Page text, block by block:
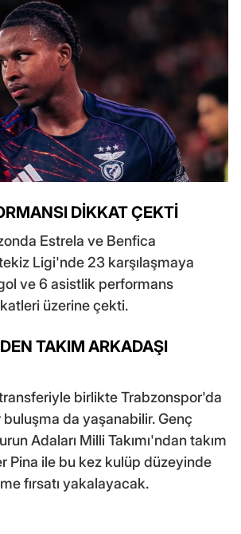
DİKKAT ÇEKTİ
Estrela ve Benfica
Ligi'nde 23 karşılaşmaya
ve 6 asistlik performans
üzerine çekti.
TAKIM ARKADAŞI
birlikte Trabzonspor'da
da yaşanabilir. Genç
Adaları Milli Takımı'ndan takım
Pina ile bu kez kulüp düzeyinde
fırsatı yakalayacak.